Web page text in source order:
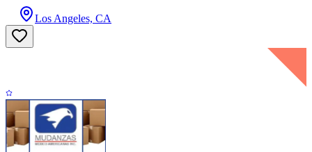
Los Angeles, CA